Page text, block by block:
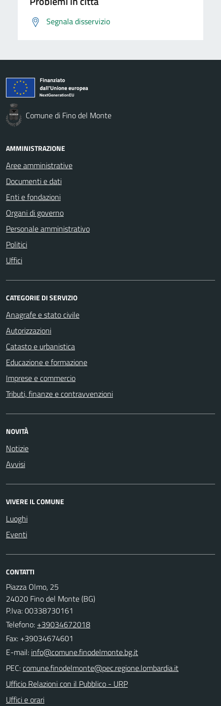
Segnala disservizio
Comune di Fino del Monte
AMMINISTRAZIONE
Aree amministrative
Documenti e dati
Enti e fondazioni
Organi di governo
Personale amministrativo
Politici
Uffici
CATEGORIE DI SERVIZIO
Anagrafe e stato civile
Autorizzazioni
Catasto e urbanistica
Educazione e formazione
Imprese e commercio
Tributi, finanze e contravvenzioni
NOVITÀ
Notizie
Avvisi
VIVERE IL COMUNE
Luoghi
Eventi
CONTATTI
Piazza Olmo, 25
24020 Fino del Monte (BG)
P.Iva: 00338730161
Telefono: +39034672018
Fax: +39034674601
E-mail:
PEC:
Ufficio Relazioni con il Pubblico - URP
Uffici e orari